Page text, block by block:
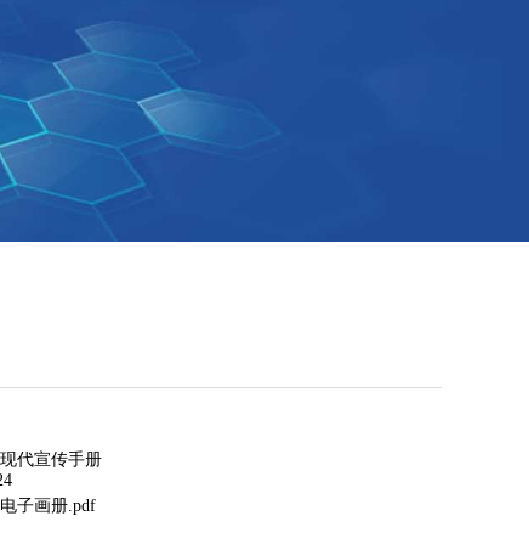
代宣传手册
子画册.pdf